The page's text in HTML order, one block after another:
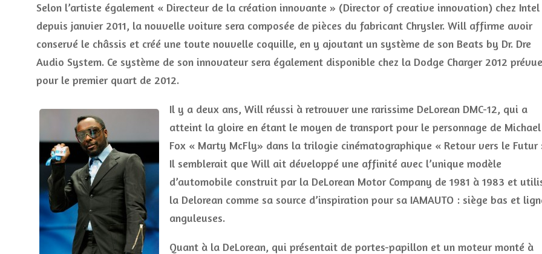
Selon l’artiste également « Directeur de la création innovante » (Director of creative innovation) chez Intel
depuis janvier 2011, la nouvelle voiture sera composée de pièces du fabricant Chrysler. Will affirme avoir
conservé le châssis et créé une toute nouvelle coquille, en y ajoutant un système de son Beats by Dr. Dre
Audio System. Ce système de son innovateur sera également disponible chez la Dodge Charger 2012 prévue
pour le premier quart de 2012.
Il y a deux ans, Will réussi à retrouver une rarissime DeLorean DMC-12, qui a
atteint la gloire en étant le moyen de transport pour le personnage de Michael
Fox « Marty McFly» dans la trilogie cinématographique « Retour vers le Futur
Il semblerait que Will ait développé une affinité avec l’unique modèle
d’automobile construit par la DeLorean Motor Company de 1981 à 1983 et
la Delorean comme sa source d’inspiration pour sa IAMAUTO : siège bas et
anguleuses.
Quant à la DeLorean, qui présentait de portes-papillon et un moteur monté à